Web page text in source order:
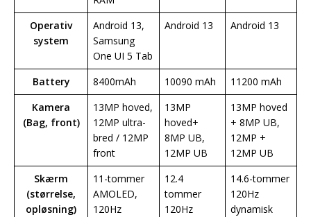
Operativ
system
Android 13,
Samsung
One UI 5 Tab
Android 13 Android 13
Battery 8400mAh 10090 mAh
11200 mAh
Kamera
(Bag, front)
13MP hoved,
12MP ultra-
bred / 12MP
front
13MP
hoved+
8MP UB,
12MP UB
13MP hoved
+ 8MP UB,
12MP +
12MP UB
Skærm
(størrelse,
opløsning)
11-tommer
AMOLED,
120Hz
12.4
tommer
120Hz
14.6-tommer
120Hz
dynamisk